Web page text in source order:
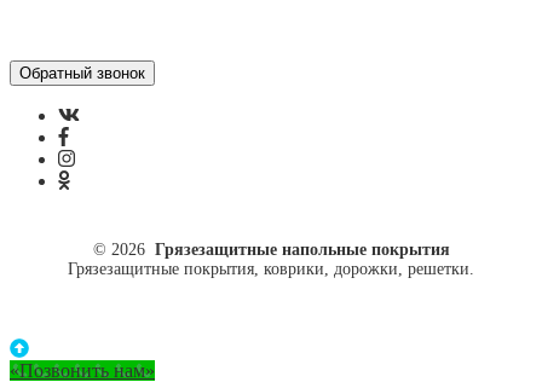
© 2026 Грязезащитные напольные покрытия
Грязезащитные покрытия, коврики, дорожки, решетки.
«Позвонить нам»